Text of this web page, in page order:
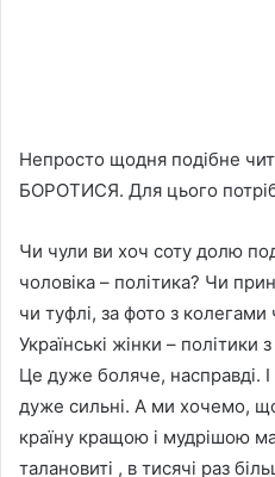
Непросто щодня подібне
БОРОТИСЯ. Для цього
Чи чули ви хоч соту долю
чоловіка – політика? Чи
чи туфлі, за фото з
Українські жінки –
Це дуже боляче, насправді.
дуже сильні. А ми хочемо,
країну кращою і мудрішою
талановиті , в тисячі раз